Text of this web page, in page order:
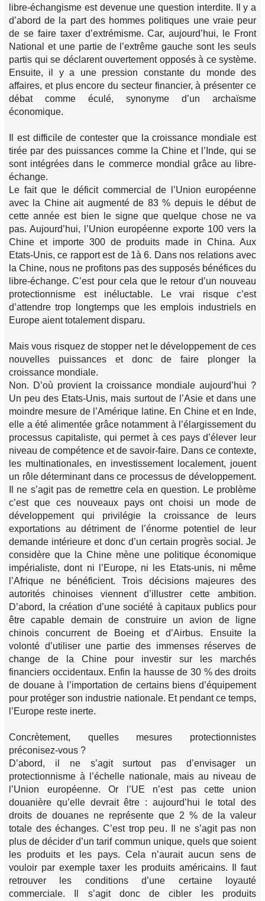
libre-échangisme est devenue une question interdite. Il y a
d’abord de la part des hommes politiques une vraie peur
de se faire taxer d’extrémisme. Car, aujourd’hui, le Front
National et une partie de l’extrême gauche sont les seuls
partis qui se déclarent ouvertement opposés à ce système.
Ensuite, il y a une pression constante du monde des
affaires, et plus encore du secteur financier, à présenter ce
débat comme éculé, synonyme d’un archaïsme
économique.
Il est difficile de contester que la croissance mondiale est
tirée par des puissances comme la Chine et l’Inde, qui se
sont intégrées dans le commerce mondial grâce au libre-
échange.
Le fait que le déficit commercial de l’Union européenne
avec la Chine ait augmenté de 83 % depuis le début de
cette année est bien le signe que quelque chose ne va
pas. Aujourd’hui, l’Union européenne exporte 100 vers la
Chine et importe 300 de produits made in China. Aux
Etats-Unis, ce rapport est de 1à 6. Dans nos relations avec
la Chine, nous ne profitons pas des supposés bénéfices du
libre-échange. C’est pour cela que le retour d’un nouveau
protectionnisme est inéluctable. Le vrai risque c’est
d’attendre trop longtemps que les emplois industriels en
Europe aient totalement disparu.
Mais vous risquez de stopper net le développement de ces
nouvelles puissances et donc de faire plonger la
croissance mondiale.
Non. D’où provient la croissance mondiale aujourd’hui ?
Un peu des Etats-Unis, mais surtout de l’Asie et dans une
moindre mesure de l’Amérique latine. En Chine et en Inde,
elle a été alimentée grâce notamment à l’élargissement du
processus capitaliste, qui permet à ces pays d’élever leur
niveau de compétence et de savoir-faire. Dans ce contexte,
les multinationales, en investissement localement, jouent
un rôle déterminant dans ce processus de développement.
Il ne s’agit pas de remettre cela en question. Le problème
c’est que ces nouveaux pays ont choisi un mode de
développement qui privilégie la croissance de leurs
exportations au détriment de l’énorme potentiel de leur
demande intérieure et donc d’un certain progrès social. Je
considère que la Chine mène une politique économique
impérialiste, dont ni l’Europe, ni les Etats-unis, ni même
l’Afrique ne bénéficient. Trois décisions majeures des
autorités chinoises viennent d’illustrer cette ambition.
D’abord, la création d’une société à capitaux publics pour
être capable demain de construire un avion de ligne
chinois concurrent de Boeing et d’Airbus. Ensuite la
volonté d’utiliser une partie des immenses réserves de
change de la Chine pour investir sur les marchés
financiers occidentaux. Enfin la hausse de 30 % des droits
de douane à l’importation de certains biens d’équipement
pour protéger son industrie nationale. Et pendant ce temps,
l’Europe reste inerte.
Concrètement, quelles mesures protectionnistes
préconisez-vous ?
D’abord, il ne s’agit surtout pas d’envisager un
protectionnisme à l’échelle nationale, mais au niveau de
l’Union européenne. Or l’UE n’est pas cette union
douanière qu’elle devrait être : aujourd’hui le total des
droits de douanes ne représente que 2 % de la valeur
totale des échanges. C’est trop peu. Il ne s’agit pas non
plus de décider d’un tarif commun unique, quels que soient
les produits et les pays. Cela n’aurait aucun sens de
vouloir par exemple taxer les produits américains. Il faut
retrouver les conditions d’une certaine loyauté
commerciale. Il s’agit donc de cibler les produits